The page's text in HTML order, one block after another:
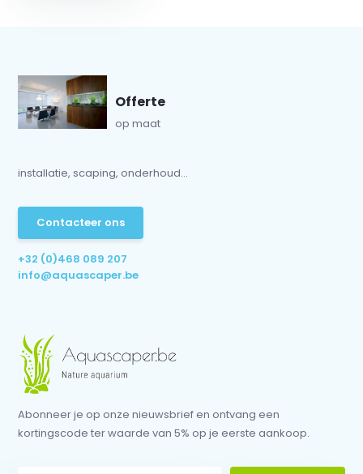
Offerte
op maat
installatie, scaping, onderhoud...
Contacteer ons
+32 (0)468 089 207
info@aquascaper.be
Abonneer je op onze nieuwsbrief en ontvang een
kortingscode ter waarde van 5% op je eerste aankoop.